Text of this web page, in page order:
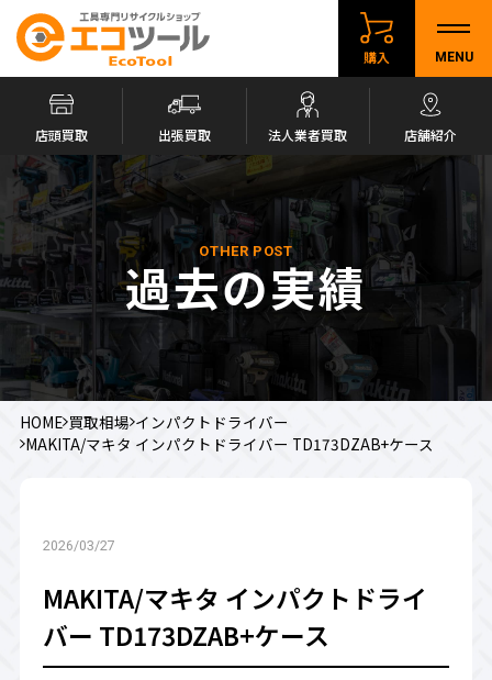
購入 MENU
店頭買取 出張買取 法人業者買取 店舗紹介
OTHER POST
過去の実績
HOME 買取相場 インパクトドライバー
MAKITA/マキタ インパクトドライバー TD173DZAB+ケース
2026/03/27
MAKITA/マキタ インパクトドライ
バー TD173DZAB+ケース